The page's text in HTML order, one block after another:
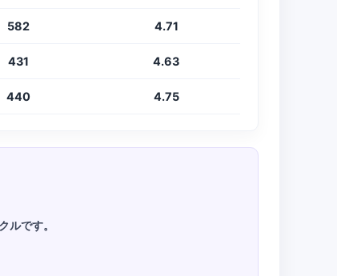
582 4.71
431 4.63
440 4.75
です。